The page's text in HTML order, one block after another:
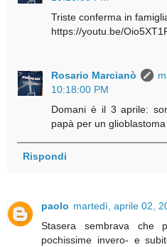
Triste conferma in
https://youtu.be/
Rosario Marcianò
10:18:00 PM
Domani è il 3 aprile:
papà per un glioblastoma
Rispondi
paolo martedì, aprile 02,
Stasera sembrava che
pochissime invero- e